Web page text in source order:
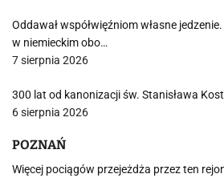
Oddawał współwięźniom własne
w niemieckim obo…
7 sierpnia 2026
300 lat od kanonizacji św. Stanisława
6 sierpnia 2026
POZNAŃ
Więcej pociągów przejeżdża przez ten